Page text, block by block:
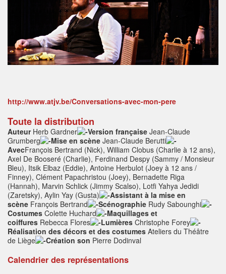
http://www.atjv.be/Conversations-avec-mon-pere
Toute la distribution
Auteur Herb Gardner Version française Jean-Claude
Grumberg
Mise en scène Jean-Claude Berutti
AvecFrançois Bertrand (Nick), William Clobus (Charlie à 12 ans),
Axel De Booseré (Charlie), Ferdinand Despy (Sammy / Monsieur
Bleu), Itsik Elbaz (Eddie), Antoine Herbulot (Joey à 12 ans /
Finney), Clément Papachristou (Joey), Bernadette Riga
(Hannah), Marvin Schlick (Jimmy Scalso), Lotfi Yahya Jedidi
(Zaretsky), Aylin Yay (Gusta)
Assistant à la mise en
scène François Bertrand Scénographie Rudy Sabounghi
Costumes Colette Huchard
Maquillages et
coiffures Rebecca Flores Lumières Christophe Forey
Réalisation des décors et des costumes Ateliers du Théâtre
de Liège
Création son Pierre Dodinval
Calendrier des représentations